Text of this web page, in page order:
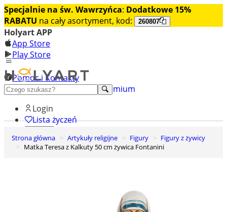
Specjalnie na św. Wawrzyńca: Dodatkowe 15%
RABATU na cały asortyment, kod: 260807
Holyart APP
App Store
Play Store
Pomoc i Kontakty
+48 222 922 860
Odkryj premium
Login
Lista życzeń
0
Koszyk
Strona główna Artykuły religijne Figury
Figury z żywicy
Matka Teresa z Kalkuty 50 cm żywica Fontanini